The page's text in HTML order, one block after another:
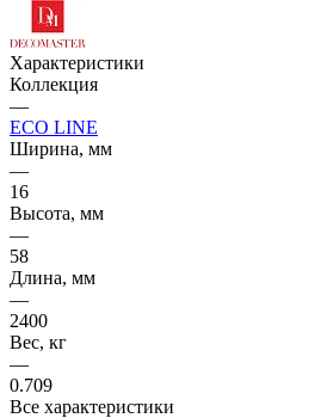
Характеристики
Коллекция
—
ECO LINE
Ширина, мм
—
16
Высота, мм
—
58
Длина, мм
—
2400
Вес, кг
—
0.709
Все характеристики